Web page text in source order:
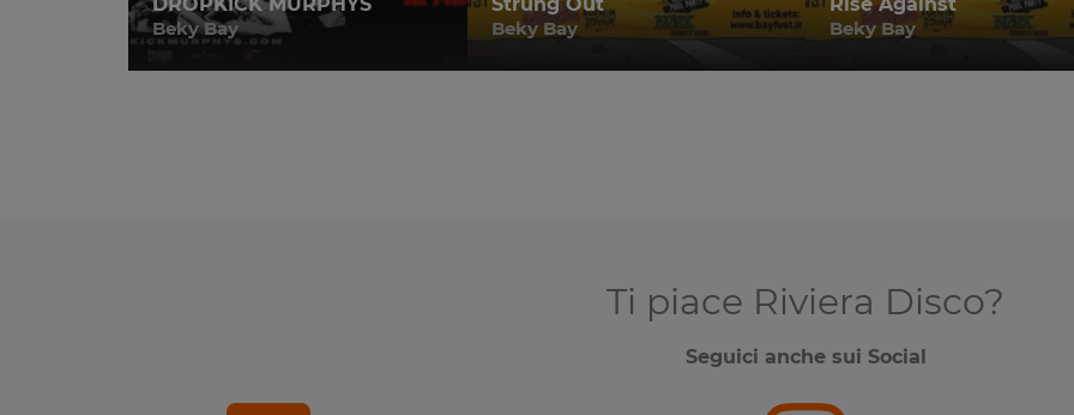
Beky Bay
Beky Bay
Beky Bay
Ti piace Riviera Disco?
Seguici anche sui Social